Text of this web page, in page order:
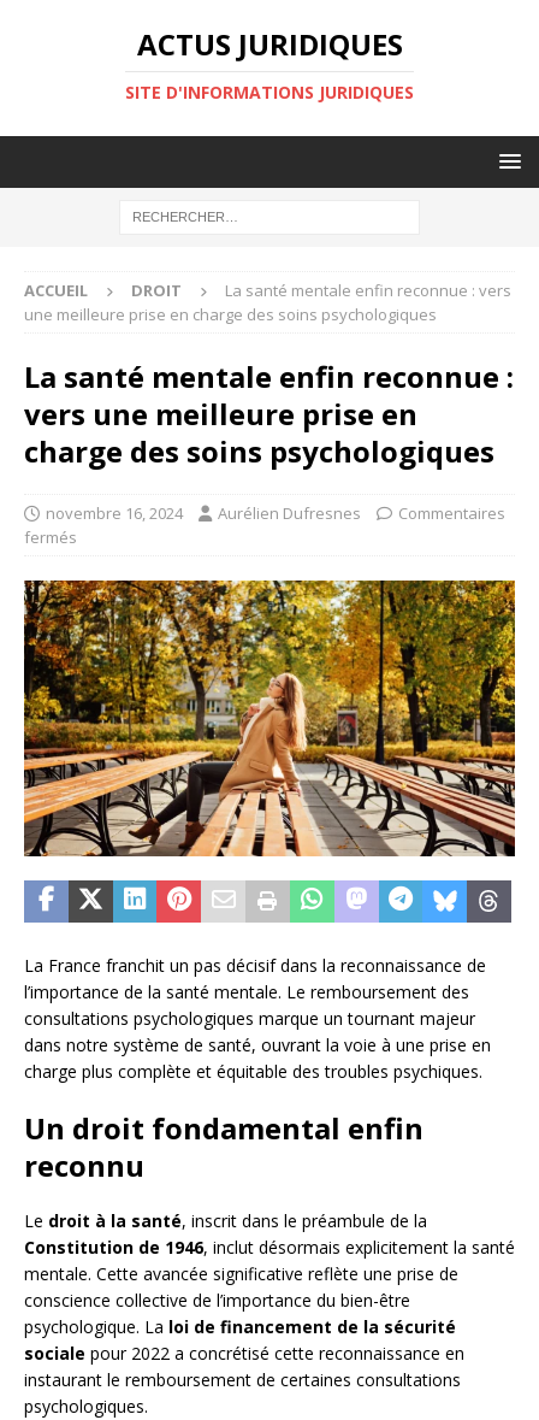
ACTUS JURIDIQUES
SITE D'INFORMATIONS JURIDIQUES
ACCUEIL DROIT
La santé mentale enfin reconnue : vers
une meilleure prise en charge des soins psychologiques
La santé mentale enfin reconnue :
vers une meilleure prise en
charge des soins psychologiques
novembre 16, 2024 Aurélien Dufresnes
Commentaires
fermés
La France franchit un pas décisif dans la reconnaissance de
l’importance de la santé mentale. Le remboursement des
consultations psychologiques marque un tournant majeur
dans notre système de santé, ouvrant la voie à une prise en
charge plus complète et équitable des troubles psychiques.
Un droit fondamental enfin
reconnu
Le droit à la santé, inscrit dans le préambule de la
Constitution de 1946, inclut désormais explicitement la santé
mentale. Cette avancée significative reflète une prise de
conscience collective de l’importance du bien-être
psychologique. La loi de financement de la sécurité
sociale pour 2022 a concrétisé cette reconnaissance en
instaurant le remboursement de certaines consultations
psychologiques.